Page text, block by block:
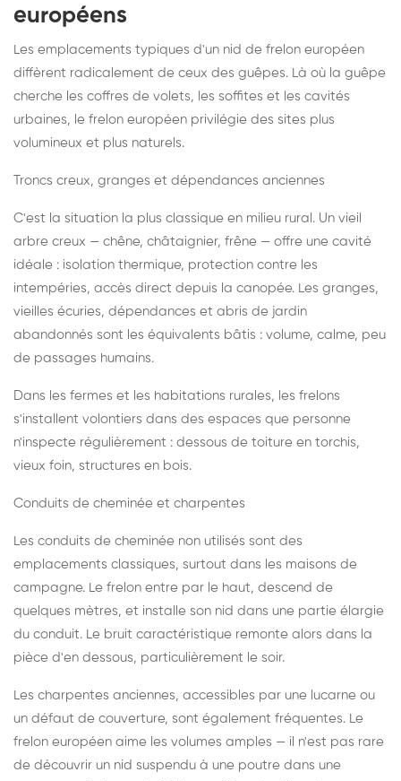
européens
Les emplacements typiques d'un nid de frelon européen
diffèrent radicalement de ceux des guêpes. Là où la guêpe
cherche les coffres de volets, les soffites et les cavités
urbaines, le frelon européen privilégie des sites plus
volumineux et plus naturels.
Troncs creux, granges et dépendances anciennes
C'est la situation la plus classique en milieu rural. Un vieil
arbre creux — chêne, châtaignier, frêne — offre une cavité
idéale : isolation thermique, protection contre les
intempéries, accès direct depuis la canopée. Les granges,
vieilles écuries, dépendances et abris de jardin
abandonnés sont les équivalents bâtis : volume, calme, peu
de passages humains.
Dans les fermes et les habitations rurales, les frelons
s'installent volontiers dans des espaces que personne
n'inspecte régulièrement : dessous de toiture en torchis,
vieux foin, structures en bois.
Conduits de cheminée et charpentes
Les conduits de cheminée non utilisés sont des
emplacements classiques, surtout dans les maisons de
campagne. Le frelon entre par le haut, descend de
quelques mètres, et installe son nid dans une partie élargie
du conduit. Le bruit caractéristique remonte alors dans la
pièce d'en dessous, particulièrement le soir.
Les charpentes anciennes, accessibles par une lucarne ou
un défaut de couverture, sont également fréquentes. Le
frelon européen aime les volumes amples — il n'est pas rare
de découvrir un nid suspendu à une poutre dans une